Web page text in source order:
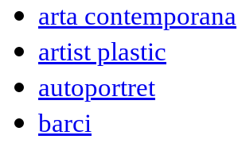
arta contemporana
artist plastic
autoportret
barci